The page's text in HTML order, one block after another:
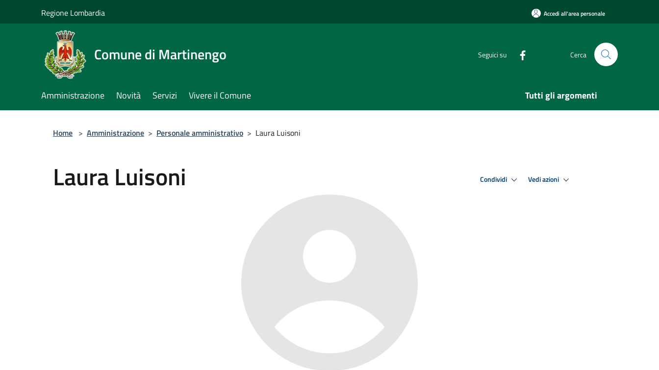
Regione Lombardia Accedi all'area personale
Comune di Martinengo Seguici su Cerca
Amministrazione Novità Servizi Vivere il Comune Tutti gli argomenti
Home > Amministrazione > Personale amministrativo > Laura Luisoni
Laura Luisoni Condividi Vedi azioni